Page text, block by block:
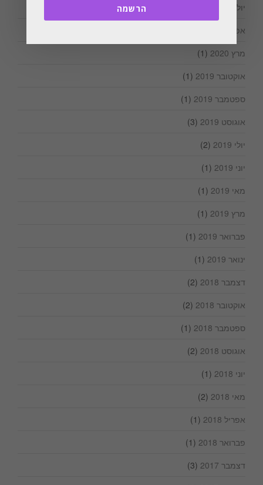
יולי 2020
אפריל 2020
מרץ 2020
(1)
אוקטובר 2019
(1)
ספטמבר 2019
(1)
אוגוסט 2019
(3)
יולי 2019
(2)
יוני 2019
(1)
מאי 2019
(1)
מרץ 2019
(1)
פברואר 2019
(1)
ינואר 2019
(1)
דצמבר 2018
(2)
אוקטובר 2018
(2)
ספטמבר 2018
(1)
אוגוסט 2018
(2)
יוני 2018
(1)
מאי 2018
(2)
אפריל 2018
(1)
פברואר 2018
(1)
דצמבר 2017
(3)
הרשמה